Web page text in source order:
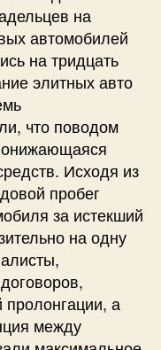
на
автомобилей
на тридцать
элитных авто
что поводом
Исходя из
пробег
за истекший
на одну
пролонгации, а
между